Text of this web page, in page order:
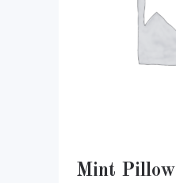
Mint Pillow